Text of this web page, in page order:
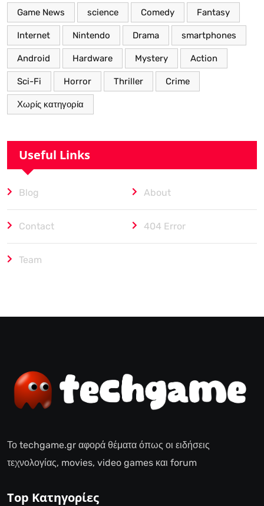
Game News science Comedy Fantasy
Internet Nintendo Drama smartphones
Android Hardware Mystery Action
Sci-Fi Horror Thriller Crime
Χωρίς κατηγορία
Useful Links
Blog About
Contact 404 Error
Team
Το techgame.gr αφορά θέματα όπως οι ειδήσεις
τεχνολογίας, movies, video games και forum
Top Κατηγορίες